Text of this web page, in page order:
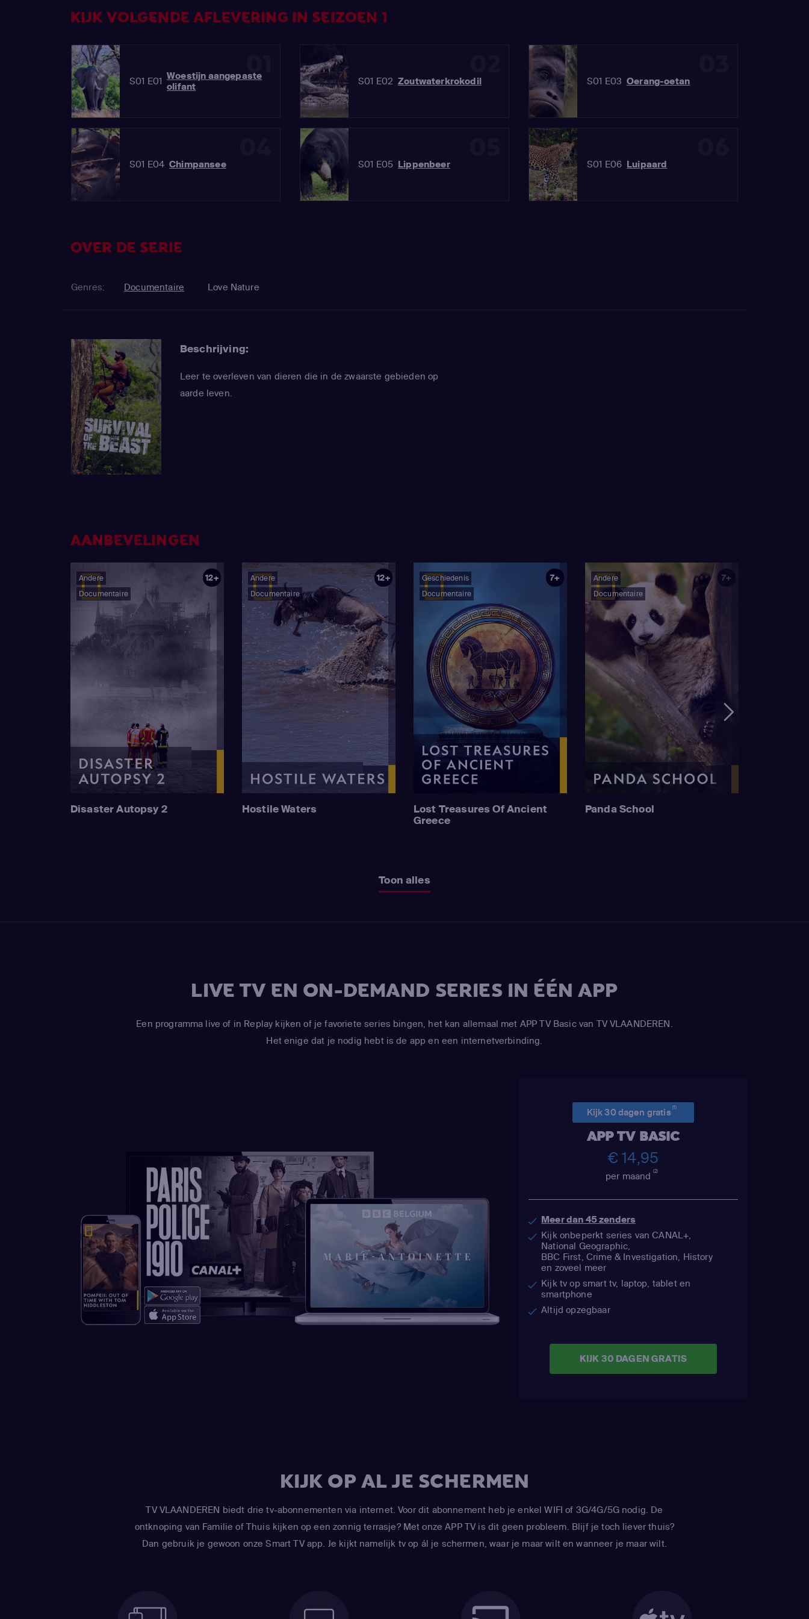
KIJK VOLGENDE AFLEVERING IN SEIZOEN 1
01
S01 E01 Woestijn aangepaste
olifant
S01 E02 Zoutwaterkrokodil S01 E03 Oerang-oetan
S01 E04 Chimpansee S01 E05 Lippenbeer S01 E06 Luipaard
OVER DE SERIE
Genres: Documentaire Love Nature
Beschrijving:
Leer te overleven van dieren die in de zwaarste gebieden op
aarde leven.
AANBEVELINGEN
Andere
Documentaire
12+
Disaster Autopsy 2
Andere
Documentaire
12+
Hostile Waters
Geschiedenis
Documentaire
7+
Lost Treasures Of Ancient
Greece
Andere
Documentaire
7+
Panda School
Toon alles
LIVE TV EN ON-DEMAND SERIES IN ÉÉN APP
Een programma live of in Replay kijken of je favoriete series bingen, het kan allemaal met APP TV Basic van TV VLAANDEREN.
Het enige dat je nodig hebt is de app en een internetverbinding.
Kijk 30 dagen gratis(1)
APP TV BASIC
€ 14,95
per maand(2)
Meer dan 45 zenders
Kijk onbeperkt series van CANAL+,
National Geographic,
BBC First, Crime & Investigation, History
en zoveel meer
Kijk tv op smart tv, laptop, tablet en
smartphone
Altijd opzegbaar
KIJK 30 DAGEN GRATIS
KIJK OP AL JE SCHERMEN
TV VLAANDEREN biedt drie tv-abonnementen via internet. Voor dit abonnement heb je enkel WIFI of 3G/4G/5G nodig. De
ontknoping van Familie of Thuis kijken op een zonnig terrasje? Met onze APP TV is dit geen probleem. Blijf je toch liever thuis?
Dan gebruik je gewoon onze Smart TV app. Je kijkt namelijk tv op ál je schermen, waar je maar wilt en wanneer je maar wilt.